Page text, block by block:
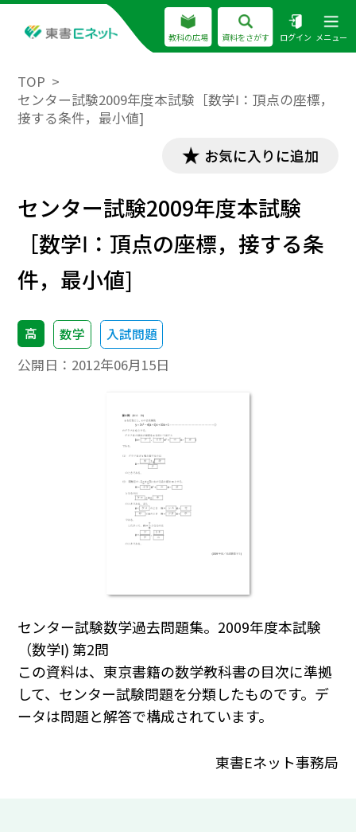
教科の広場 資料をさがす ログイン メニュー
TOP
センター試験2009年度本試験［数学Ⅰ：頂点の座標，
接する条件，最小値]
お気に入りに追加
センター試験2009年度本試験
［数学Ⅰ：頂点の座標，接する条
件，最小値]
高 数学 入試問題
公開日： 2012年06月15日
センター試験数学過去問題集。2009年度本試験
（数学Ⅰ) 第2問
この資料は、東京書籍の数学教科書の目次に準拠
して、センター試験問題を分類したものです。デ
ータは問題と解答で構成されています。
東書Eネット事務局